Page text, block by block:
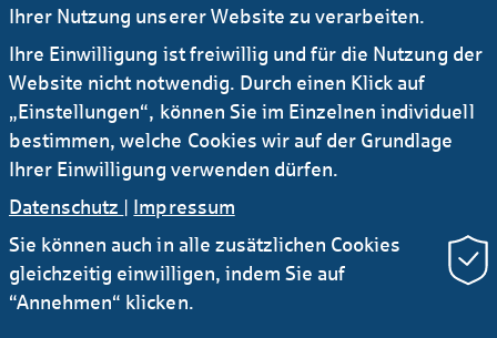
Newsletter Research
Kontakt
Service Sichere E-Mail Kommunikation
Ihrer Nutzung unserer Website zu verarbeiten.
Ihre Einwilligung ist freiwillig und für die Nutzung der
Website nicht notwendig. Durch einen Klick auf
„Einstellungen“, können Sie im Einzelnen individuell
bestimmen, welche Cookies wir auf der Grundlage
Ihrer Einwilligung verwenden dürfen.
Datenschutz | Impressum
Sie können auch in alle zusätzlichen Cookies
gleichzeitig einwilligen, indem Sie auf
“Annehmen“ klicken.